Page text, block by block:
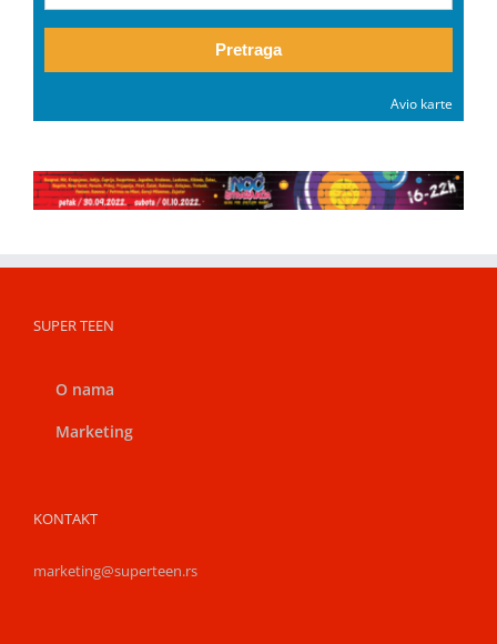
Pretraga
Avio karte
SUPER TEEN
O nama
Marketing
KONTAKT
marketing@superteen.rs